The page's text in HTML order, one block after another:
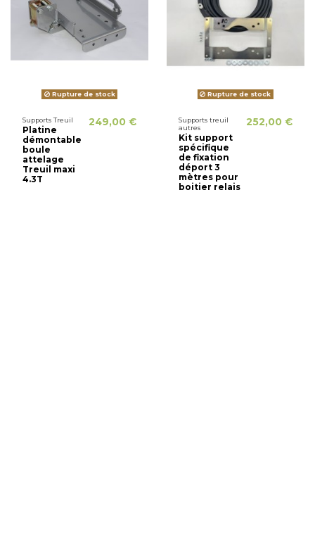
Rupture de stock
Supports Treuil
Platine
démontable
boule
attelage
Treuil maxi
4.3T
249,00 €
Rupture de stock
Supports treuil
autres
Kit support
spécifique
de fixation
déport 3
mètres pour
boitier relais
252,00 €